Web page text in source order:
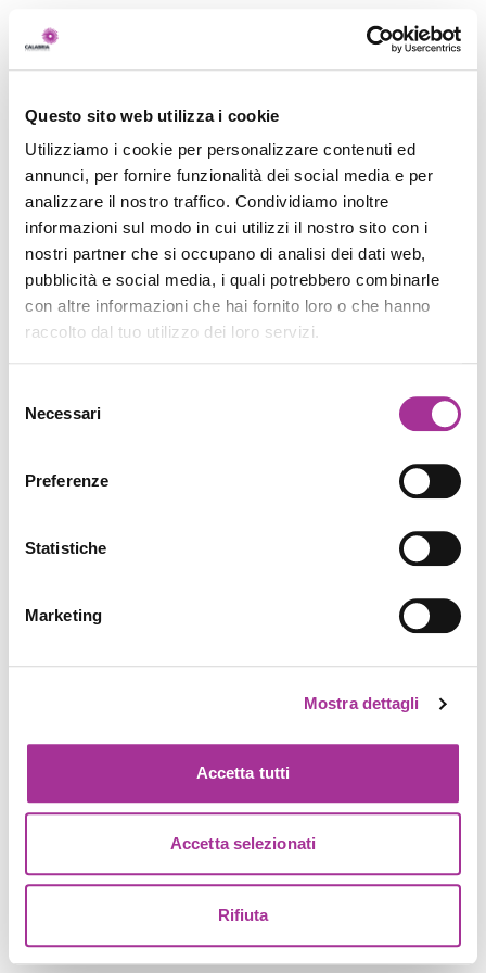
Questo sito web utilizza i cookie
Utilizziamo i cookie per personalizzare contenuti ed
annunci, per fornire funzionalità dei social media e per
analizzare il nostro traffico. Condividiamo inoltre
informazioni sul modo in cui utilizzi il nostro sito con i
nostri partner che si occupano di analisi dei dati web,
pubblicità e social media, i quali potrebbero combinarle
con altre informazioni che hai fornito loro o che hanno
raccolto dal tuo utilizzo dei loro servizi.
delNecessari
Preferenze
Statistiche
Marketing
Mostra dettagli
Accetta tutti
Accetta selezionati
Rifiuta